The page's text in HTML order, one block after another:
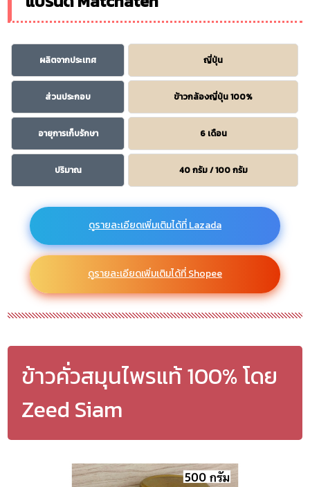
ผลิตจากประเทศ ญี่ปุ่น
ส่วนประกอบ ข้าวกล้องญี่ปุ่น 100%
อายุการเก็บรักษา 6 เดือน
ปริมาณ 40 กรัม / 100 กรัม
ดูรายละเอียดเพิ่มเติมได้ที่ Lazada
ดูรายละเอียดเพิ่มเติมได้ที่ Shopee
ข้าวคั่วสมุนไพรแท้ 100% โดย
Zeed Siam